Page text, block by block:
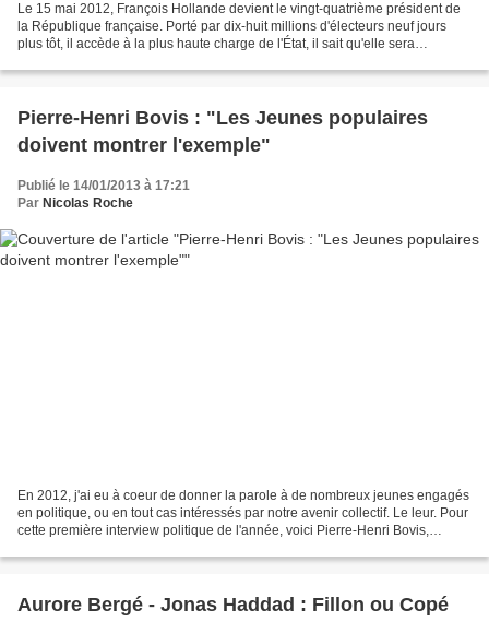
Le 15 mai 2012, François Hollande devient le vingt-quatrième président de
la République française. Porté par dix-huit millions d'électeurs neuf jours
plus tôt, il accède à la plus haute charge de l'État, il sait qu'elle sera
Pierre-Henri Bovis : "Les Jeunes populaires
doivent montrer l'exemple"
Publié le 14/01/2013 à 17:21
Par Nicolas Roche
En 2012, j'ai eu à coeur de donner la parole à de nombreux jeunes engagés
en politique, ou en tout cas intéressés par notre avenir collectif. Le leur. Pour
cette première interview politique de l'année, voici Pierre-Henri Bovis,
Aurore Bergé - Jonas Haddad : Fillon ou Copé